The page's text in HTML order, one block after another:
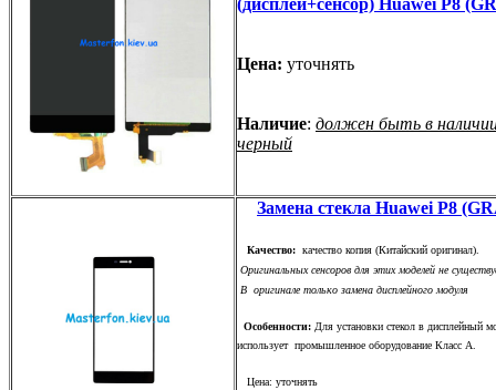
Цена: уточнять
Наличие: должен быть в
черный
Замена стекла Huawei P8
Качество: качество копия (Китайский оригинал).
Оригинальных сенсоров для этих моделей не
В оригинале только замена дисплейного модуля
Особенности: Для установки стекол в дисплейный
использует промышленное оборудование Класс А.
Цена: уточнять